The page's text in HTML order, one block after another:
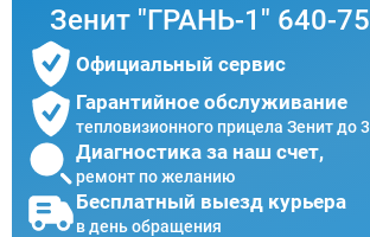
Зенит "ГРАНЬ-1" 640-
Официальный сервис
Гарантийное обслуживание
тепловизионного прицела Зенит до
Диагностика за наш счет,
ремонт по желанию
Бесплатный выезд курьера
в день обращения